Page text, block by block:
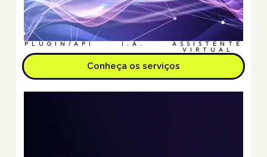
PLUGIN/API I.A. ASSISTENTE
VIRTUAL
Conheça os serviços